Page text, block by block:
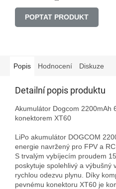
POPTAT PRODUKT
Popis Hodnocení Diskuze
Detailní popis produktu
Akumulátor Dogcom 2200mAh
konektorem XT60
LiPo akumulátor DOGCOM
energie navržený pro FPV a
S trvalým vybíjecím proudem
poskytuje spolehlivý a výbušný
rychlou odezvu plynu. Díky
pevnému konektoru XT60 je